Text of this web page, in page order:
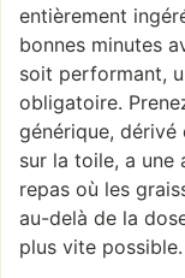
entièrement
bonnes minutes
soit performant,
obligatoire.
générique, dérivé
sur la toile, a une
repas où les
au-delà de la
plus vite possible.